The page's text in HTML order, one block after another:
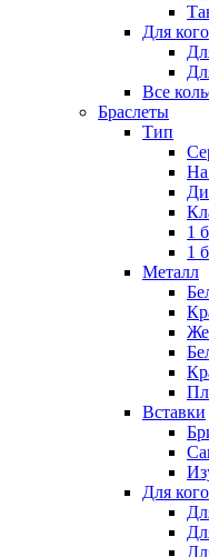
Для кого
Все
Браслеты
Тип
На
1
1
Металл
Вставки
Для кого